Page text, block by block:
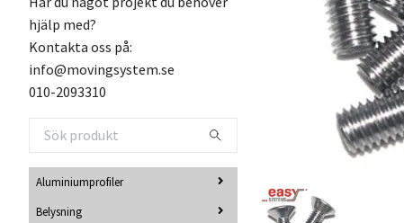
hjälp med?
Kontakta oss på:
info@movingsystem.se
010-2093310
Aluminiumprofiler
Belysning